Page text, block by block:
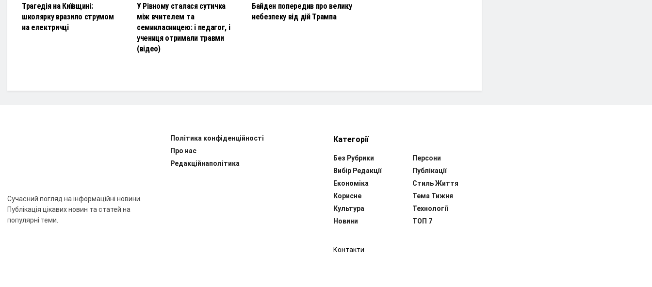
Трагедія на Київщині:
школярку вразило струмом
на електричці
У Рівному сталася сутичка
між вчителем та
семикласницею: і педагог, і
учениця отримали травми
(відео)
Байден попередив про велику
небезпеку від дій Трампа
Сучасний погляд на інформаційні новини.
Публікація цікавих новин та статей на
популярні теми.
Політика конфіденційності
Про нас
Редакційнаполітика
Категорії
Без Рубрики
Вибір Редакції
Економіка
Корисне
Культура
Новини
Персони
Публікації
Стиль Життя
Тема Тижня
Технології
ТОП 7
Контакти